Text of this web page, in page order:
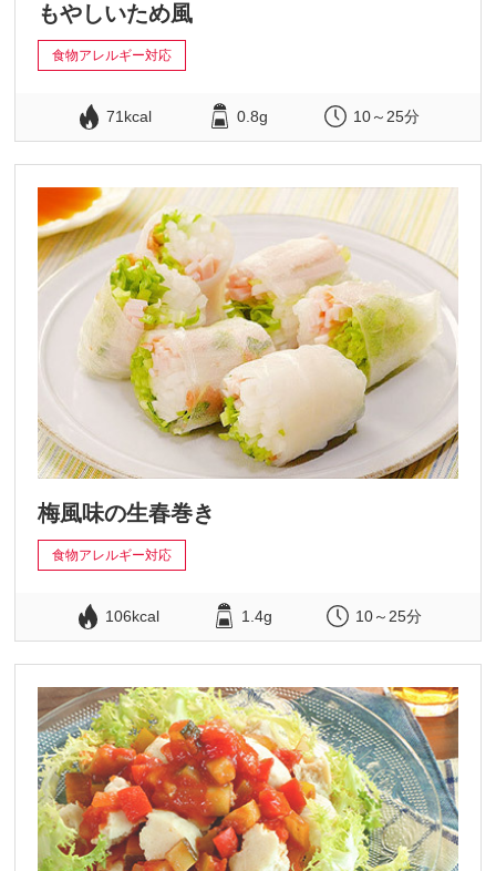
もやしいため風
食物アレルギー対応
71kcal 0.8g 10～25分
梅風味の生春巻き
食物アレルギー対応
106kcal 1.4g 10～25分